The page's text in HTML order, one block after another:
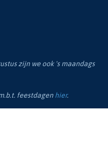
zijn we ook 's maandags
feestdagen hier.